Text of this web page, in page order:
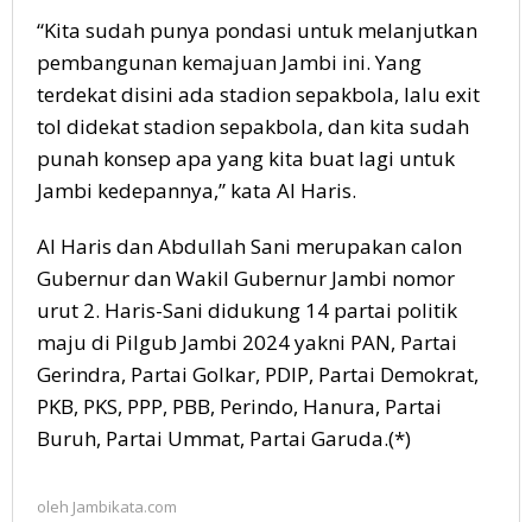
“Kita sudah punya pondasi untuk melanjutkan
pembangunan kemajuan Jambi ini. Yang
terdekat disini ada stadion sepakbola, lalu exit
tol didekat stadion sepakbola, dan kita sudah
punah konsep apa yang kita buat lagi untuk
Jambi kedepannya,” kata Al Haris.
Al Haris dan Abdullah Sani merupakan calon
Gubernur dan Wakil Gubernur Jambi nomor
urut 2. Haris-Sani didukung 14 partai politik
maju di Pilgub Jambi 2024 yakni PAN, Partai
Gerindra, Partai Golkar, PDIP, Partai Demokrat,
PKB, PKS, PPP, PBB, Perindo, Hanura, Partai
Buruh, Partai Ummat, Partai Garuda.(*)
oleh Jambikata.com